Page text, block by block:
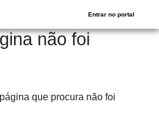
Entrar no portal
não foi
que procura não foi